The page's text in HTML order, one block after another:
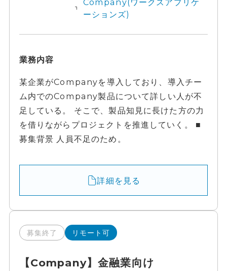
ーションズ)
業務内容
某企業がCompanyを導入しており、導入チー
ム内でのCompany製品について詳しい人が不
足している。 そこで、製品知見に長けた方の力
を借りながらプロジェクトを推進していく。 ■
募集背景 人員不足のため。
詳細を見る
募集終了 リモート可
【Company】金融業向け